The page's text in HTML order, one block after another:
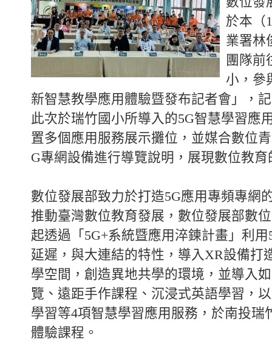
於本（
業署林
團隊前
小，參
新智慧教學應用體驗暨發布記者會」，
此次於瑞竹國小所導入的5G智慧學習應
置多個應用服務展示攤位，並媒合數位
G專網設備進行導覽說明，展現數位教
數位發展部致力於打造5G應用專頻專網
推動臺灣數位教育發展，數位發展部數
起透過「5G+系統暨應用淬鍊計畫」利
延遲，與大連結的特性，導入XR設備打
學空間，創造異地共學的環境，並導入
覽、遠距手作課程、沉浸式英語學習，
學習等4項智慧學習應用服務，於南投瑞
體驗課程。